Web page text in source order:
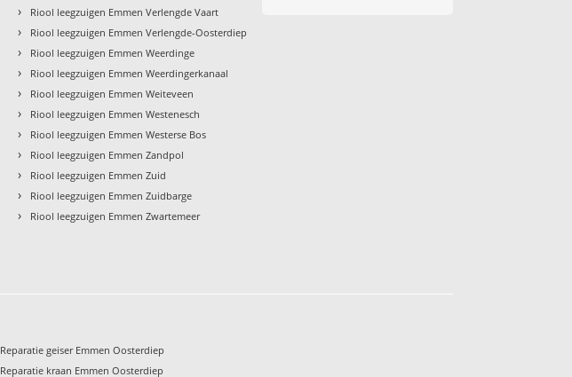
› Riool leegzuigen Emmen Verlengde Vaart
› Riool leegzuigen Emmen Verlengde-Oosterdiep
› Riool leegzuigen Emmen Weerdinge
› Riool leegzuigen Emmen Weerdingerkanaal
› Riool leegzuigen Emmen Weiteveen
› Riool leegzuigen Emmen Westenesch
› Riool leegzuigen Emmen Westerse Bos
› Riool leegzuigen Emmen Zandpol
› Riool leegzuigen Emmen Zuid
› Riool leegzuigen Emmen Zuidbarge
› Riool leegzuigen Emmen Zwartemeer
Reparatie geiser Emmen Oosterdiep
Reparatie kraan Emmen Oosterdiep